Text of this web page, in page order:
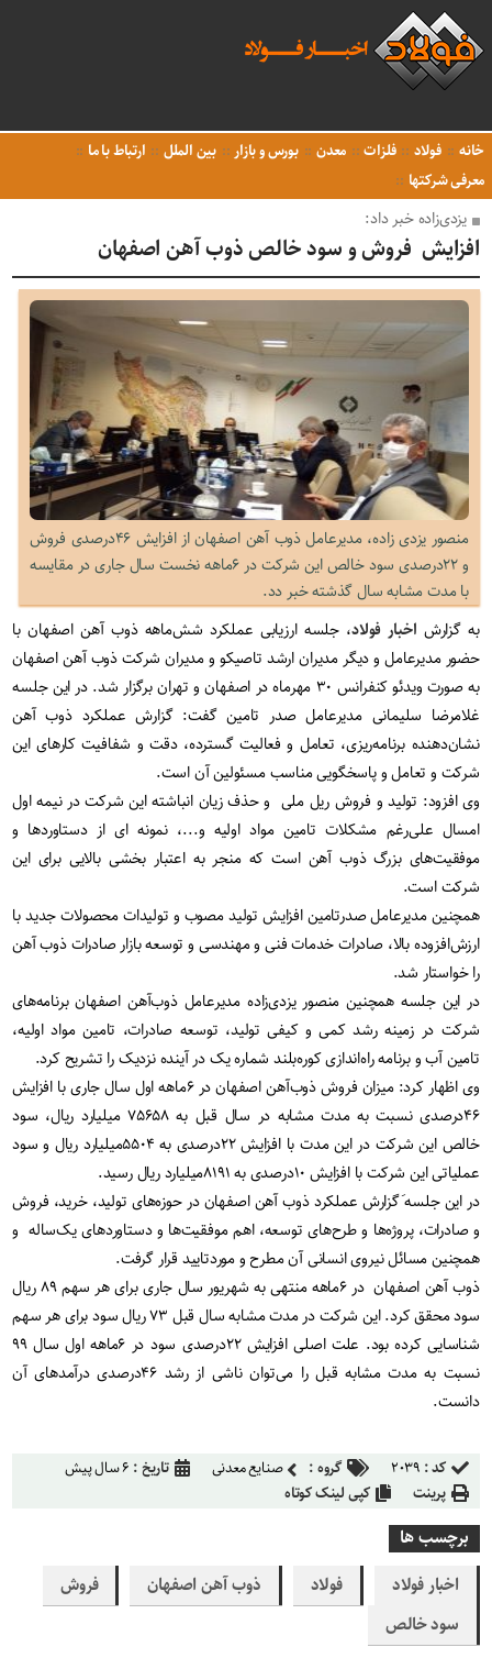
خانه فولاد فلزات معدن بورس و بازار بین الملل
ارتباط با ما
معرفی شرکتها
یزدی‌زاده خبر داد:
افزایش فروش و سود خالص ذوب آهن اصفهان
منصور یزدی زاده، مدیرعامل ذوب آهن اصفهان از افزایش ۴۶درصدی فروش
و ۲۲درصدی سود خالص این شرکت در ۶ماهه نخست سال جاری در مقایسه
با مدت مشابه سال گذشته خبر دد.
به گزارش اخبار فولاد، جلسه ارزيابی عملکرد شش‌ماهه ذوب آهن اصفهان با
حضور مدیرعامل و دیگر مدیران ارشد تاصیکو و مدیران شرکت ذوب آهن اصفهان
به صورت ویدئو کنفرانس ۳۰ مهرماه در اصفهان و تهران برگزار شد. در این جلسه
غلامرضا سلیمانی مدیرعامل صدر تامین گفت: گزارش عملکرد ذوب آهن
نشان‌دهنده برنامه‌ریزی، تعامل و فعالیت گسترده، دقت و شفافیت کارهای این
شرکت و تعامل و پاسخگویی مناسب مسئولین آن است.
وی افزود: تولید و فروش ریل ملی و حذف زیان انباشته این شرکت در نیمه اول
امسال علی‌رغم مشکلات تامین مواد اولیه و...، نمونه ای از دستاوردها و
موفقیت‌های بزرگ ذوب آهن است که منجر به اعتبار بخشی بالایی برای این
شرکت است.
همچنین مدیرعامل صدرتامین افزایش تولید مصوب و تولیدات محصولات جدید با
ارزش‌افزوده بالا، صادرات خدمات فنی و مهندسی و توسعه بازار صادرات ذوب آهن
را خواستار شد.
در این جلسه همچنین منصور یزدی‌زاده مدیرعامل ذوب‌آهن اصفهان برنامه‌های
شرکت در زمینه رشد کمی و کیفی تولید، توسعه صادرات، تامین مواد اولیه،
تامین آب و برنامه راه‌اندازی کوره‌بلند شماره یک در آینده نزدیک را تشریح کرد.
وی اظهار کرد: میزان فروش ذوب‌آهن اصفهان در ۶ماهه اول سال جاری با افزایش
۴۶درصدی نسبت به مدت مشابه در سال قبل به ۷۵۶۵۸ میلیارد ریال، سود
خالص این شرکت در این مدت با افزایش ۲۲درصدی به ۵۵۰۴میلیارد ریال و سود
عملیاتی این شرکت با افزایش ۱۰درصدی به ۸۱۹۱میلیارد ریال رسید.
در این جلسه َگزارش عملکرد ذوب آهن اصفهان در حوزه‌های تولید، خرید، فروش
و صادرات، پروژه‌ها و طرح‌های توسعه، اهم موفقیت‌ها و دستاوردهای یک‌ساله و
همچنین مسائل نیروی انسانی آن مطرح و موردتایید قرار گرفت.
ذوب آهن اصفهان در ۶ماهه منتهی به شهریور سال جاری برای هر سهم ٨٩ ریال
سود محقق کرد. این شرکت در مدت مشابه سال قبل ٧٣ ریال سود برای هر سهم
شناسایی کرده بود. علت اصلی افزایش ٢٢درصدی سود در ۶ماهه اول سال ٩٩
نسبت به مدت مشابه قبل را می‌توان ناشی از رشد ۴۶درصدی درآمدهای آن
دانست.
کد : ۲۰۳۹ گروه : صنایع معدنی تاریخ : ۶ سال پیش
پرینت
کپی لینک کوتاه
برچسب ها
اخبار فولاد
فولاد ذوب آهن اصفهان
فروش
سود خالص